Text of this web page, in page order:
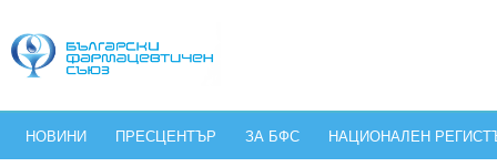
НОВИНИ ПРЕСЦЕНТЪР ЗА БФС НАЦИОНАЛЕН